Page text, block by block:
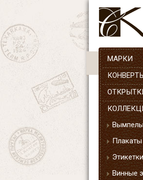
МАРКИ
Плакаты
Этикетки
Винные